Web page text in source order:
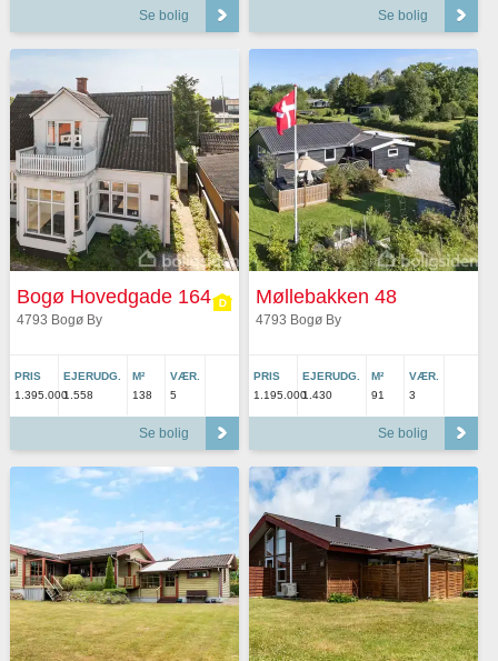
Se bolig Se bolig
Bogø Hovedgade 164
4793 Bogø By
PRIS
1.395.000
EJERUDG.
1.558
M²
138
VÆR.
5
Se bolig
Møllebakken 48
4793 Bogø By
PRIS
1.195.000
EJERUDG.
1.430
M²
91
VÆR.
3
Se bolig